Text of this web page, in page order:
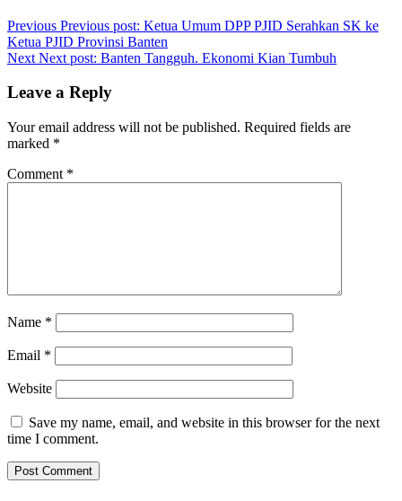
Previous Previous post: Ketua Umum DPP PJID Serahkan SK ke
Ketua PJID Provinsi Banten
Next Next post: Banten Tangguh. Ekonomi Kian Tumbuh
Leave a Reply
Your email address will not be published. Required fields are
marked *
Comment *
Name *
Email *
Website
Save my name, email, and website in this browser for the next
time I comment.